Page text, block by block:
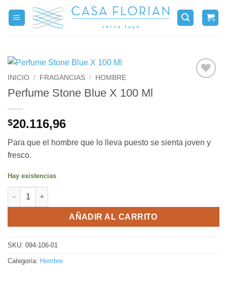
contenido
INICIO / FRAGANCIAS / HOMBRE
Perfume Stone Blue X 100 Ml
$20.116,96
Para que el hombre que lo lleva puesto se sienta joven y
fresco.
Hay existencias
Perfume Stone Blue X 100 Ml cantidad
AÑADIR AL CARRITO
SKU: 094-106-01
Categoría: Hombre